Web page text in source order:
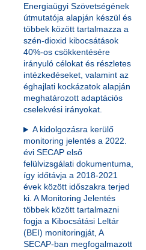
Energiaügyi Szövetségének
útmutatója alapján készül és
többek között tartalmazza a
szén-dioxid kibocsátások
40%-os csökkentésére
irányuló célokat és részletes
intézkedéseket, valamint az
éghajlati kockázatok alapján
meghatározott adaptációs
cselekvési irányokat.
A kidolgozásra kerülő
monitoring jelentés a 2022.
évi SECAP első
felülvizsgálati dokumentuma,
így időtávja a 2018-2021
évek között időszakra terjed
ki. A Monitoring Jelentés
többek között tartalmazni
fogja a Kibocsátási Leltár
(BEI) monitoringját, A
SECAP-ban megfogalmazott